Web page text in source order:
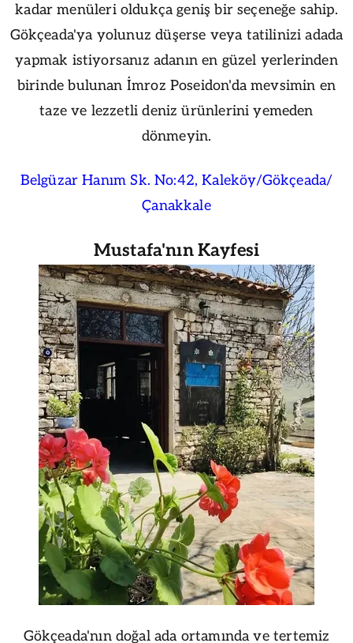
kadar menüleri oldukça geniş bir seçeneğe sahip.
Gökçeada'ya yolunuz düşerse veya tatilinizi adada
yapmak istiyorsanız adanın en güzel yerlerinden
birinde bulunan İmroz Poseidon'da mevsimin en
taze ve lezzetli deniz ürünlerini yemeden
dönmeyin.
Belgüzar Hanım Sk. No:42, Kaleköy/Gökçeada/
Çanakkale
Mustafa'nın Kayfesi
Gökçeada'nın doğal ada ortamında ve tertemiz